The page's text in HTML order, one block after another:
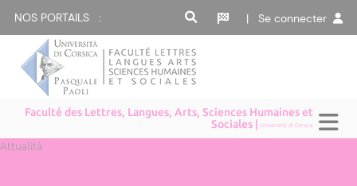
NOS PORTAILS : | Se connecter
Faculté des Lettres, Langues, Arts, Sciences Humaines et
Sociales |Università di Corsica
Attualità